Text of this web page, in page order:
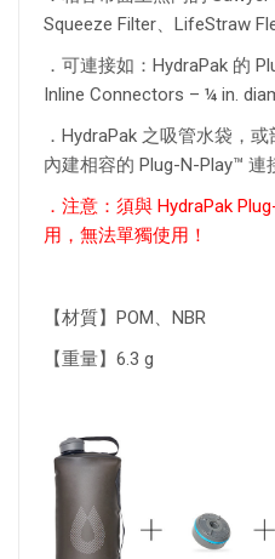
Squeeze Filter、LifeStraw
．可連接如：HydraPak 的
Inline Connectors – ¼ in.
．HydraPak 之吸管水袋，
內建相容的 Plug-N-Play™ 連
．注意：須與 HydraPak
用，無法單獨使用！
【材質】POM、NBR
【重量】6.3 g